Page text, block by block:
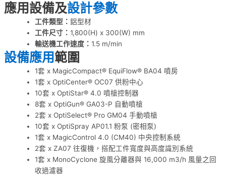
應用設備及設計參數
工件類型： 鋁型材
工件尺寸： 1,800(H) x 300(W) mm
輸送機工作速度： 1.5 m/min
設備應用範圍
1套 x MagicCompact® EquiFlow® BA04 噴房
1套 x OptiCenter® OC07 供粉中心
10套 x OptiStar® 4.0 噴槍控制器
8套 x OptiGun® GA03-P 自動噴槍
2套 x OptiSelect® Pro GM04 手動噴槍
10套 x OptiSpray AP01.1 粉泵 (密相泵)
1套 x MagicControl 4.0 (CM40) 中央控制系統
2套 x ZA07 往復機，搭配工件寬度與高度識別系統
1套 x MonoCyclone 旋風分離器與 16,000 m3/h 風量之回
收過濾器